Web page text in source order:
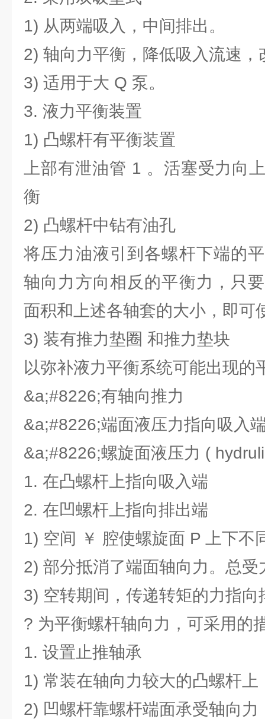
1) 从两端吸入，中间排出。
2) 轴向力平衡，降低吸入流速，
3) 适用于大 Q 泵。
3. 液力平衡装置
1) 凸螺杆有平衡装置
上部有泄油管 1 。活塞受力向
衡
2) 凸螺杆中钻有油孔
将压力油液引到各螺杆下端的
轴向力方向相反的平衡力，只
面积和上述各轴套的大小，即可
3) 装有推力垫圈 和推力垫块
以弥补液力平衡系统可能出现的
&a;#8226;有轴向推力
&a;#8226;端面液压力指向吸入
&a;#8226;螺旋面液压力 (
1. 在凸螺杆上指向吸入端
2. 在凹螺杆上指向排出端
1) 空间 ￥ 腔使螺旋面 P 上下不
2) 部分抵消了端面轴向力。总
3) 空转期间，传递转矩的力指
? 为平衡螺杆轴向力，可采用的
1. 设置止推轴承
1) 常装在轴向力较大的凸螺杆上
2) 凹螺杆靠螺杆端面承受轴向力